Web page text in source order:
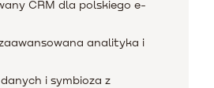
CRM dla polskiego e-
analityka i
i symbioza z